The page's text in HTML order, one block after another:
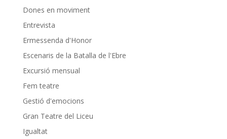
Dones en moviment
Entrevista
Ermessenda d'Honor
Escenaris de la Batalla de l'Ebre
Excursió mensual
Fem teatre
Gestió d'emocions
Gran Teatre del Liceu
Igualtat